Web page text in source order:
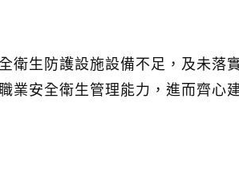
衛生防護設施設備不足，及未落
業安全衛生管理能力，進而齊心